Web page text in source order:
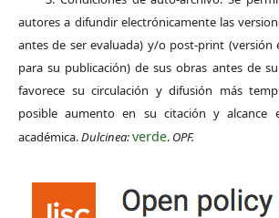
autores a difundir electrónicamente las
antes de ser evaluada) y/o post-print (versión
para su publicación) de sus obras antes de
favorece su circulación y difusión más
posible aumento en su citación y alcance
académica.Dulcinea:verde. OPF.